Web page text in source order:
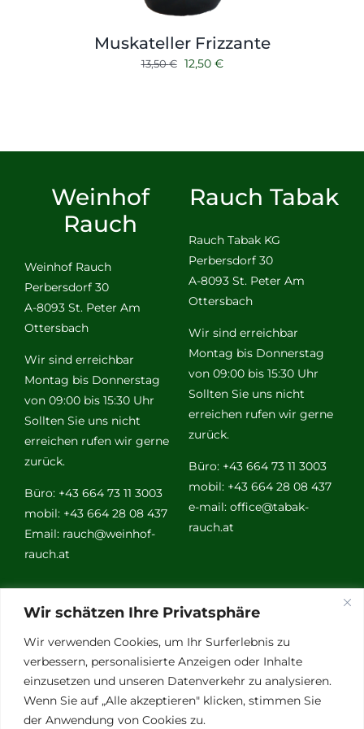
Wir schätzen Ihre Privatsphäre
Wir verwenden Cookies, um Ihr Surferlebnis zu
verbessern, personalisierte Anzeigen oder Inhalte
einzusetzen und unseren Datenverkehr zu analysieren.
Wenn Sie auf „Alle akzeptieren" klicken, stimmen Sie
der Anwendung von Cookies zu.
Muskateller Frizzante
13,50€ Ursprünglicher
12,50 €Aktueller
Weinhof
Rauch
Weinhof Rauch
Perbersdorf 30
A-8093 St. Peter Am
Ottersbach
Wir sind erreichbar
Montag bis Donnerstag
von 09:00 bis 15:30 Uhr
Sollten Sie uns nicht
erreichen rufen wir gerne
zurück.
Büro: +43 664 73 11 3003
mobil: +43 664 28 08 437
Email: rauch@weinhof-
rauch.at
Rauch Tabak
Rauch Tabak KG
Perbersdorf 30
A-8093 St. Peter Am
Ottersbach
Wir sind erreichbar
Montag bis Donnerstag
von 09:00 bis 15:30 Uhr
Sollten Sie uns nicht
erreichen rufen wir gerne
zurück.
Büro: +43 664 73 11 3003
mobil: +43 664 28 08 437
e-mail: office@tabak-
rauch.at
Weitere
Links
Vino Vitalis
Ottersbachtal
Partnerbetriebe